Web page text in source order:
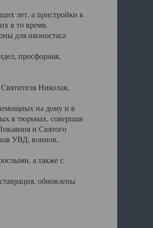
лет, а пристройки к
в то время.
для иконостаса
просфорная,
Николая,
на дому и в
в тюрьмах, совершая
и Святого
УВД, воинов,
а также с
обновлены